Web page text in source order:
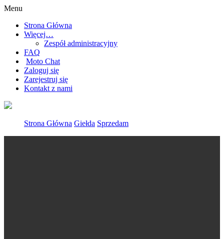
Menu
Strona Główna
Więcej…
Zespół administracyjny
FAQ
Moto Chat
Zaloguj się
Zarejestruj się
Kontakt z nami
Strona Główna Giełda Sprzedam